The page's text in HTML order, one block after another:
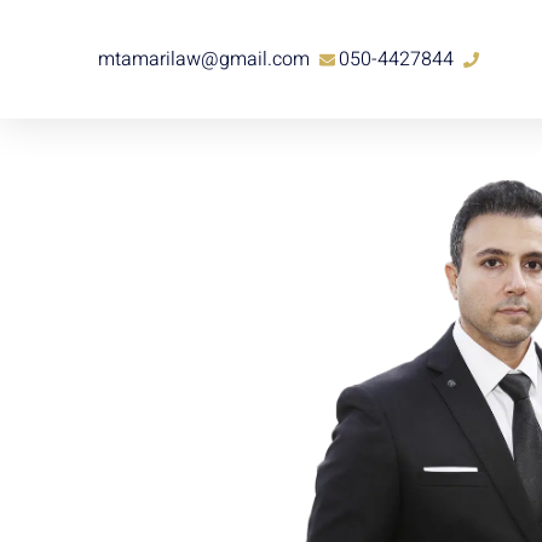
050-4427844
mtamarilaw@gmail.com